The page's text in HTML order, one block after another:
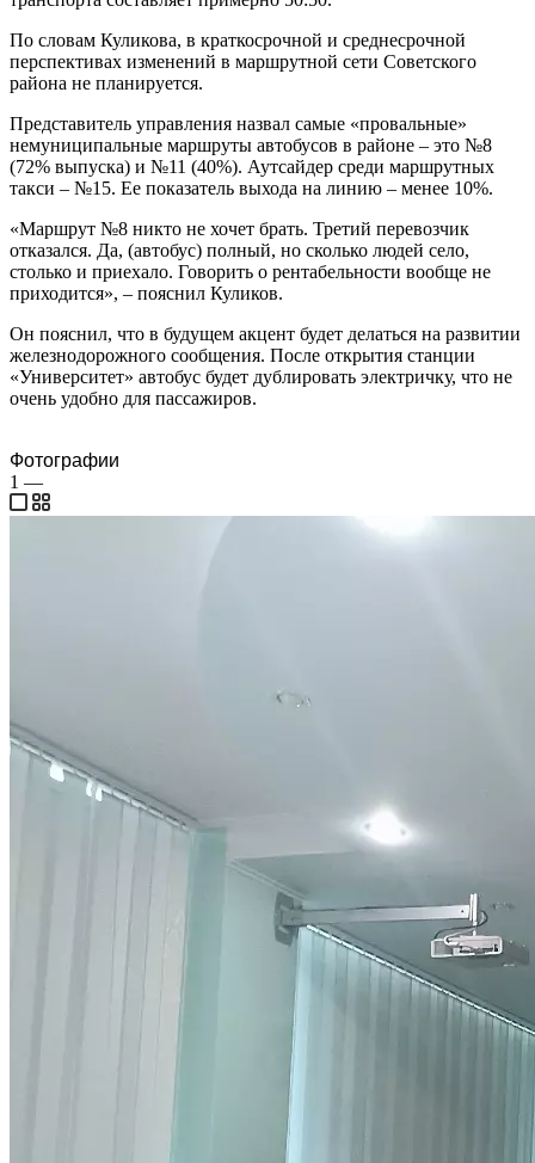
По словам Куликова, в краткосрочной и среднесрочной
перспективах изменений в маршрутной сети Советского
района не планируется.
Представитель управления назвал самые «провальные»
немуниципальные маршруты автобусов в районе – это №8
(72% выпуска) и №11 (40%). Аутсайдер среди маршрутных
такси – №15. Ее показатель выхода на линию – менее 10%.
«Маршрут №8 никто не хочет брать. Третий перевозчик
отказался. Да, (автобус) полный, но сколько людей село,
столько и приехало. Говорить о рентабельности вообще не
приходится», – пояснил Куликов.
Он пояснил, что в будущем акцент будет делаться на развитии
железнодорожного сообщения. После открытия станции
«Университет» автобус будет дублировать электричку, что не
очень удобно для пассажиров.
Фотографии
1 —